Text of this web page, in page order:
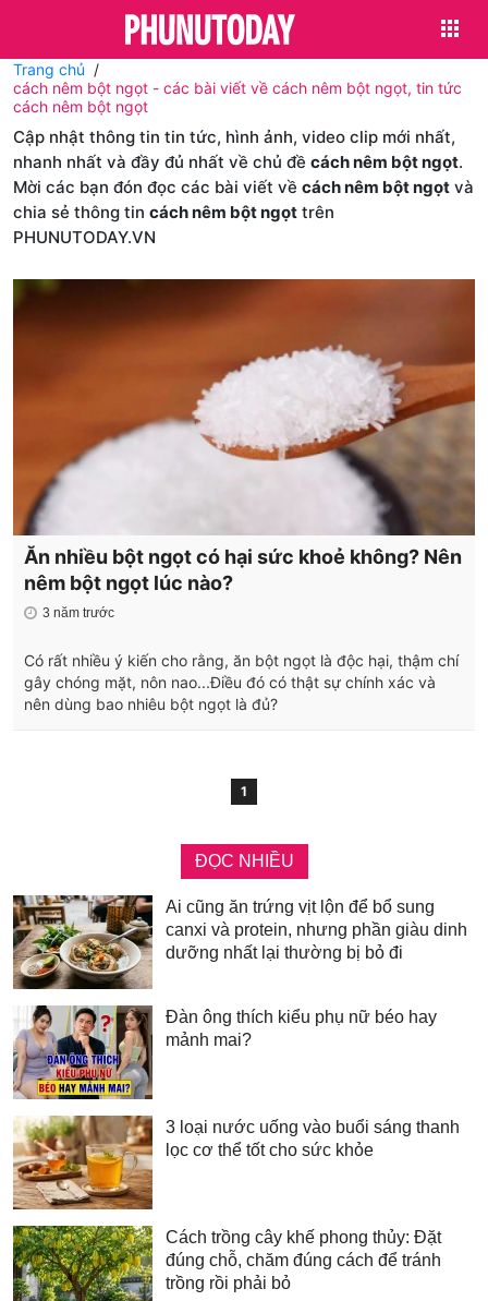
Trang chủ
cách nêm bột ngọt - các bài viết về cách nêm bột ngọt, tin tức
cách nêm bột ngọt
Cập nhật thông tin tin tức, hình ảnh, video clip mới nhất,
nhanh nhất và đầy đủ nhất về chủ đề cách nêm bột ngọt.
Mời các bạn đón đọc các bài viết về cách nêm bột ngọt và
chia sẻ thông tin cách nêm bột ngọt trên
PHUNUTODAY.VN
Ăn nhiều bột ngọt có hại sức khoẻ không? Nên
nêm bột ngọt lúc nào?
3 năm trước
Có rất nhiều ý kiến cho rằng, ăn bột ngọt là độc hại, thậm chí
gây chóng mặt, nôn nao...Điều đó có thật sự chính xác và
nên dùng bao nhiêu bột ngọt là đủ?
1
ĐỌC NHIỀU
Ai cũng ăn trứng vịt lộn để bổ sung
canxi và protein, nhưng phần giàu dinh
dưỡng nhất lại thường bị bỏ đi
Đàn ông thích kiểu phụ nữ béo hay
mảnh mai?
3 loại nước uống vào buổi sáng thanh
lọc cơ thể tốt cho sức khỏe
Cách trồng cây khế phong thủy: Đặt
đúng chỗ, chăm đúng cách để tránh
trồng rồi phải bỏ